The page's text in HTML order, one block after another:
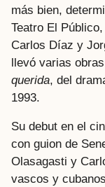
más bien,
Teatro El
Carlos Díaz y
llevó varias
querida, del
1993.
Su debut en el
con guion de
Olasagasti y
vascos y